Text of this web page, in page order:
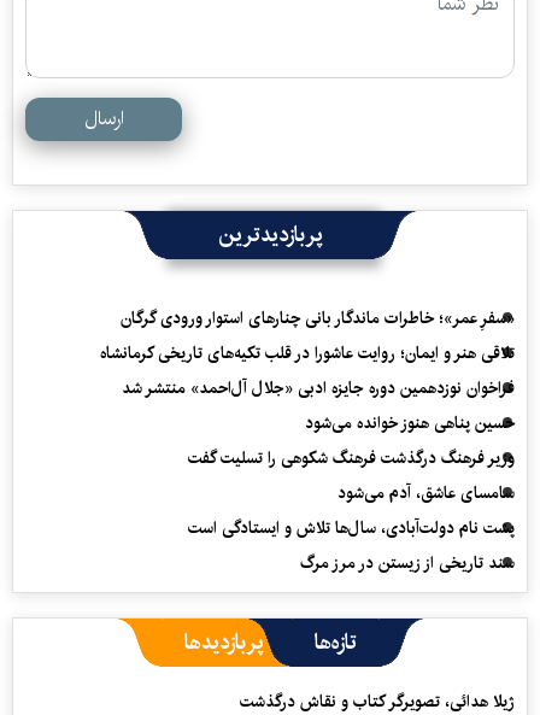
ارسال
پربازدیدترین
«سفرِ عمر»؛ خاطرات ماندگار بانی چنارهای استوار ورودی گرگان
تلاقی هنر و ایمان؛ روایت عاشورا در قلب تکیه‌های تاریخی کرمانشاه
فراخوان نوزدهمین دوره جایزه ادبی «جلال آل‌احمد» منتشر شد
حسین پناهی هنوز خوانده می‌شود
وزیر فرهنگ درگذشت فرهنگ شکوهی را تسلیت گفت
سامسای عاشق، آدم می‌شود
پشت نام دولت‌آبادی، سال‌ها تلاش و ایستادگی است
سند تاریخی از زیستن در مرز مرگ
تازه‌ها پربازدیدها
ژیلا هدائی، تصویرگر کتاب و نقاش درگذشت